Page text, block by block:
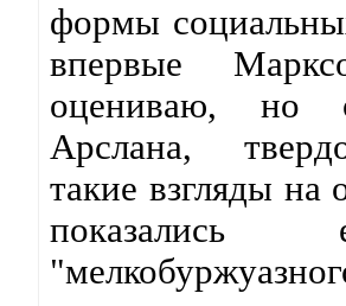
формы
впервые
оцениваю, но
Арслана,
такие взгляды на
показались